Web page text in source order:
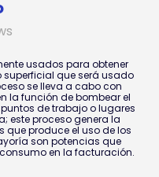
usados para obtener
que será usado
se lleva a cabo con
la función de bombear el
de trabajo o lugares
este proceso genera la
produce el uso de los
son potencias que
en la facturación.